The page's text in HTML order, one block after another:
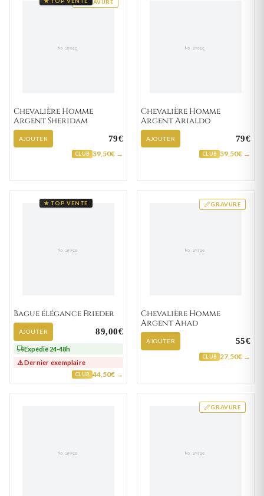
GRAVURE
Chevalière Homme
Argent Sheridam
AJOUTER 79€
CLUB 39,50€ →
Chevalière Homme
Argent Arialdo
AJOUTER 79€
CLUB 39,50€ →
★ TOP VENTE
Bague élégance Frieder
AJOUTER 89,00€
Expédié 24-48h
⚠️ Dernier exemplaire
CLUB 44,50€ →
GRAVURE
Chevalière Homme
Argent Ahad
AJOUTER 55€
CLUB 27,50€ →
GRAVURE